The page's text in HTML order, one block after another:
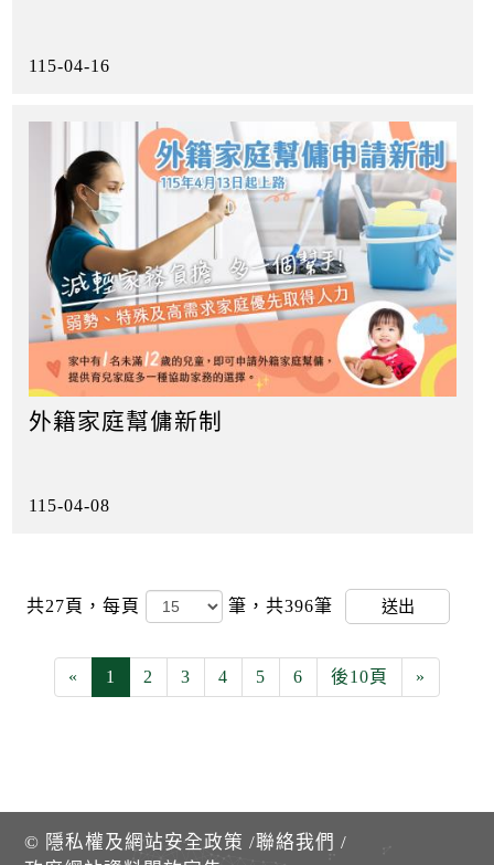
115-04-16
外籍家庭幫傭新制
115-04-08
共27頁， 每頁 筆，共396筆 送出
« 1 2 3 4 5 6 後10頁 »
© 隱私權及網站安全政策 /聯絡我們 /